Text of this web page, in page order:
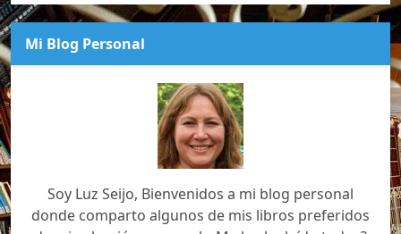
Mi Blog Personal
Soy Luz Seijo, Bienvenidos a mi blog personal
donde comparto algunos de mis libros preferidos